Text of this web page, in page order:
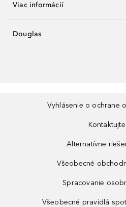
Viac informácií
Douglas
Vyhlásenie o ochrane
Alternatívne
Všeobecné
Spracovanie
Všeobecné pravidlá